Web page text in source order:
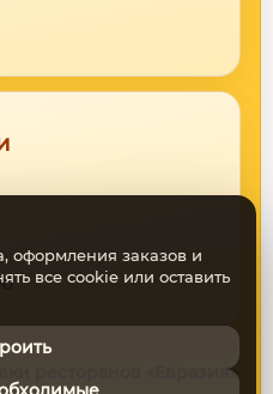
оформления заказов и
все cookie или оставить
ресторанов «Евразия»